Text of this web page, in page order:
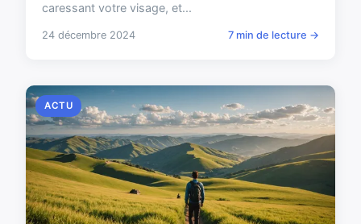
caressant votre visage, et...
24 décembre 2024 7 min de lecture →
ACTU